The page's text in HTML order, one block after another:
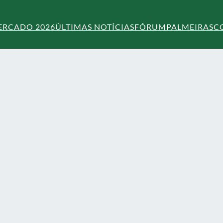
2026ÚLTIMAS NOTÍCIASFÓRUMPALMEIRAS